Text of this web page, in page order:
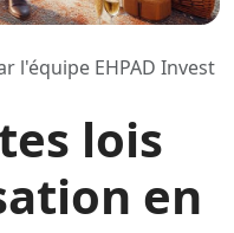
l'équipe EHPAD Invest
lois
en